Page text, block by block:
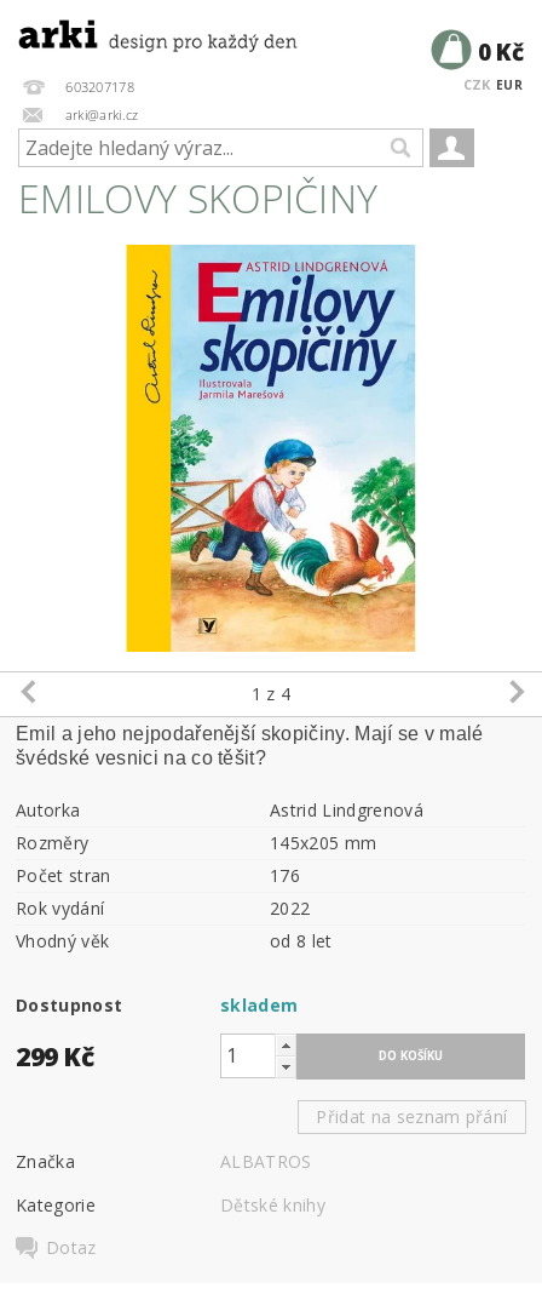
603207178
arki@arki.cz
CZK EUR
0 Kč
EMILOVY SKOPIČINY
1 z 4
Emil a jeho nejpodařenější skopičiny. Mají se v malé
švédské vesnici na co těšit?
Autorka
Astrid Lindgrenová
Rozměry
145x205 mm
Počet stran
176
Rok vydání
2022
Vhodný věk
od 8 let
Dostupnost skladem
299 Kč
Přidat na seznam přání
Značka
ALBATROS
Kategorie
Dětské knihy
Dotaz